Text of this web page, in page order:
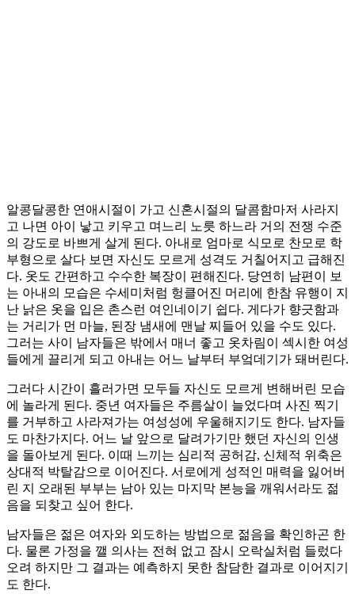
알콩달콩한 연애시절이 가고 신혼시절의 달콤함마저 사라지
고 나면 아이 낳고 키우고 며느리 노릇 하느라 거의 전쟁 수준
의 강도로 바쁘게 살게 된다. 아내로 엄마로 식모로 찬모로 학
부형으로 살다 보면 자신도 모르게 성격도 거칠어지고 급해진
다. 옷도 간편하고 수수한 복장이 편해진다. 당연히 남편이 보
는 아내의 모습은 수세미처럼 헝클어진 머리에 한참 유행이 지
난 낡은 옷을 입은 촌스런 여인네이기 쉽다. 게다가 향긋함과
는 거리가 먼 마늘, 된장 냄새에 맨날 찌들어 있을 수도 있다.
그러는 사이 남자들은 밖에서 매너 좋고 옷차림이 섹시한 여성
들에게 끌리게 되고 아내는 어느 날부터 부엌데기가 돼버린다.
그러다 시간이 흘러가면 모두들 자신도 모르게 변해버린 모습
에 놀라게 된다. 중년 여자들은 주름살이 늘었다며 사진 찍기
를 거부하고 사라져가는 여성성에 우울해지기도 한다. 남자들
도 마찬가지다. 어느 날 앞으로 달려가기만 했던 자신의 인생
을 돌아보게 된다. 이때 느끼는 심리적 공허감, 신체적 위축은
상대적 박탈감으로 이어진다. 서로에게 성적인 매력을 잃어버
린 지 오래된 부부는 남아 있는 마지막 본능을 깨워서라도 젊
음을 되찾고 싶어 한다.
남자들은 젊은 여자와 외도하는 방법으로 젊음을 확인하곤 한
다. 물론 가정을 깰 의사는 전혀 없고 잠시 오락실처럼 들렀다
오려 하지만 그 결과는 예측하지 못한 참담한 결과로 이어지기
도 한다.